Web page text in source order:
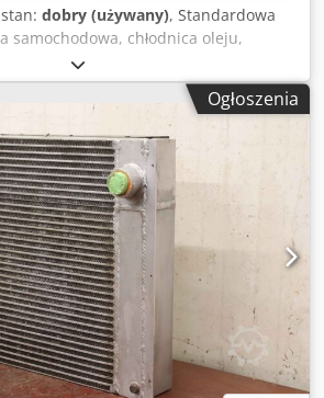
dobry (używany), Standardowa
samochodowa, chłodnica oleju,
sprężarkowa, chłodnica oleju
AKG, chłodnica oleju/powietrza
Dcodpev E D U Rjfx Abtjk -Typ:
-Ciśnienie: maks. 15 bar -Wymiary:
-Waga: 61 kg
Ogłoszenia